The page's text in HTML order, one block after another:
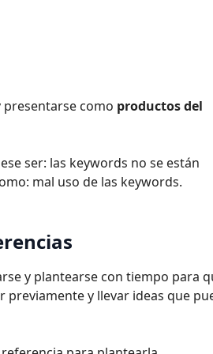
presentarse como productos del
ser: las keywords no se están
mal uso de las keywords.
y plantearse con tiempo para
y llevar ideas que